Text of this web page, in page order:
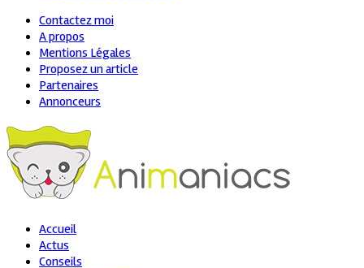
Contactez moi
A propos
Mentions Légales
Proposez un article
Partenaires
Annonceurs
Accueil
Actus
Conseils